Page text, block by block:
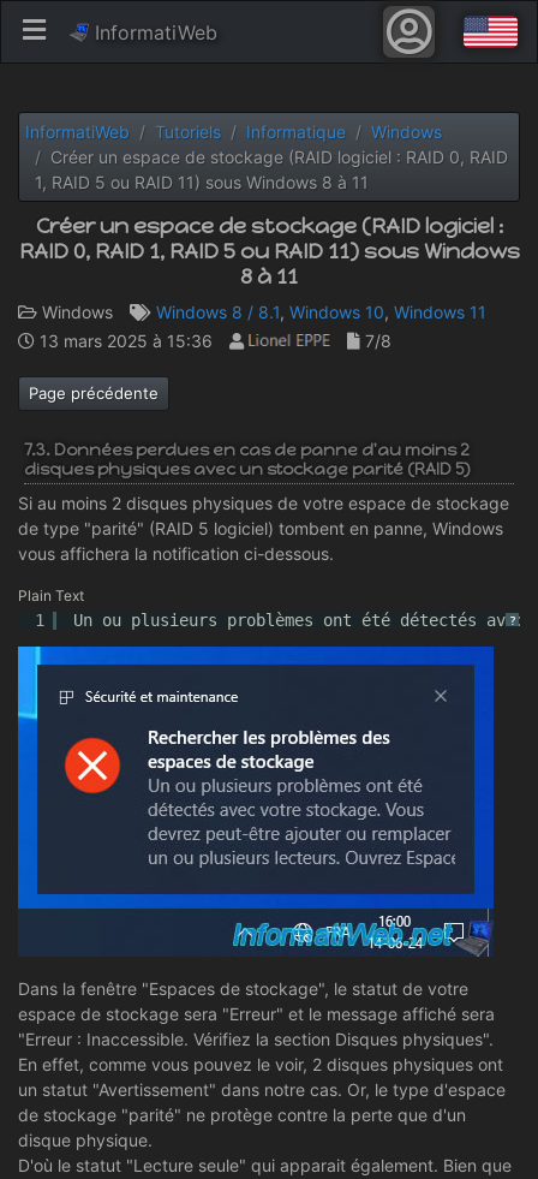
InformatiWeb
InformatiWeb Tutoriels Informatique
Windows
Créer un espace de stockage (RAID logiciel : RAID 0, RAID
1, RAID 5 ou RAID 11) sous Windows 8 à 11
Créer un espace de stockage (RAID logiciel :
RAID 0, RAID 1, RAID 5 ou RAID 11) sous Windows
8 à 11
Windows Windows 8 / 8.1, Windows 10, Windows 11
13 mars 2025 à 15:36
7/8
Page précédente
7.3. Données perdues en cas de panne d'au moins 2
disques physiques avec un stockage parité (RAID 5)
Si au moins 2 disques physiques de votre espace de stockage
de type "parité" (RAID 5 logiciel) tombent en panne, Windows
vous affichera la notification ci-dessous.
Plain Text
?
1 Un ou plusieurs problèmes ont été détectés
Dans la fenêtre "Espaces de stockage", le statut de votre
espace de stockage sera "Erreur" et le message affiché sera
"Erreur : Inaccessible. Vérifiez la section Disques physiques".
En effet, comme vous pouvez le voir, 2 disques physiques ont
un statut "Avertissement" dans notre cas. Or, le type d'espace
de stockage "parité" ne protège contre la perte que d'un
disque physique.
D'où le statut "Lecture seule" qui apparait également. Bien que